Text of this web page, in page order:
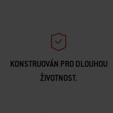
KONSTRUOVÁN PRO DLOUHOU
ŽIVOTNOST.